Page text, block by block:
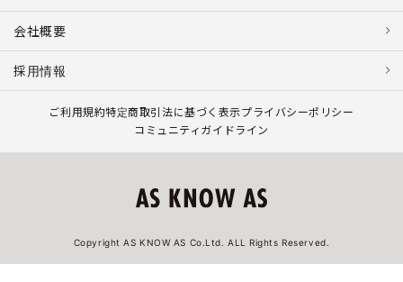
会社概要
採用情報
ご利用規約特定商取引法に基づく表示プライバシーポリシー
コミュニティガイドライン
Copyright AS KNOW AS Co.Ltd. ALL Rights Reserved.